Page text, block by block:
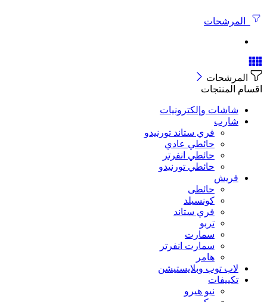
المرشحات
المرشحات
اقسام المنتجات
شاشات وإلكترونيات
شارب
فري ستاند تورنيدو
حائطي عادي
حائطي انفرتر
حائطي تورنيدو
فريش
حائطى
كونسيلد
فري ستاند
تربو
سمارت
سمارت انفرتر
هامر
لاب توب وبلايستيشن
تكييفات
نيو هيرو